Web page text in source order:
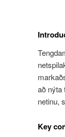
að nýta
netinu,
Key